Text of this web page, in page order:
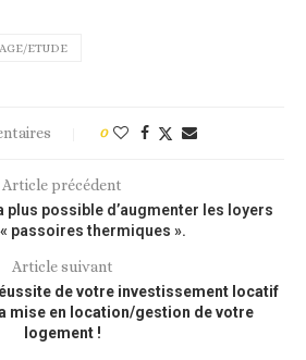
ETUDE
0
Article précédent
plus possible d’augmenter les loyers
passoires thermiques ».
Article suivant
de votre investissement locatif
mise en location/gestion de votre
logement !